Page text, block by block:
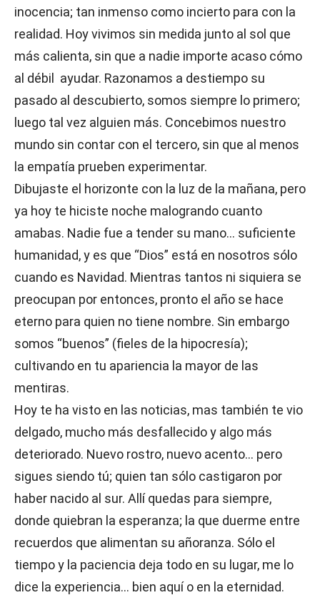
inocencia; tan inmenso como incierto para con la
realidad. Hoy vivimos sin medida junto al sol que
más calienta, sin que a nadie importe acaso cómo
al débil ayudar. Razonamos a destiempo su
pasado al descubierto, somos siempre lo primero;
luego tal vez alguien más. Concebimos nuestro
mundo sin contar con el tercero, sin que al menos
la empatía prueben experimentar.
Dibujaste el horizonte con la luz de la mañana, pero
ya hoy te hiciste noche malogrando cuanto
amabas. Nadie fue a tender su mano… suficiente
humanidad, y es que “Dios” está en nosotros sólo
cuando es Navidad. Mientras tantos ni siquiera se
preocupan por entonces, pronto el año se hace
eterno para quien no tiene nombre. Sin embargo
somos “buenos” (fieles de la hipocresía);
cultivando en tu apariencia la mayor de las
mentiras.
Hoy te ha visto en las noticias, mas también te vio
delgado, mucho más desfallecido y algo más
deteriorado. Nuevo rostro, nuevo acento… pero
sigues siendo tú; quien tan sólo castigaron por
haber nacido al sur. Allí quedas para siempre,
donde quiebran la esperanza; la que duerme entre
recuerdos que alimentan su añoranza. Sólo el
tiempo y la paciencia deja todo en su lugar, me lo
dice la experiencia… bien aquí o en la eternidad.